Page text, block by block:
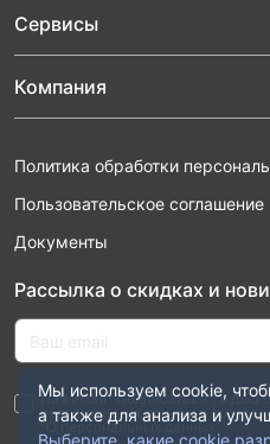
Сервисы
Компания
Политика обработки
Пользовательское соглашение
Документы
Рассылка о скидках и
Нажимая “Подписаться”, я даю
персональных данных в
“О персональных данных”
Мы используем cookie,
а также для анализа и
Выберите, какие cookie